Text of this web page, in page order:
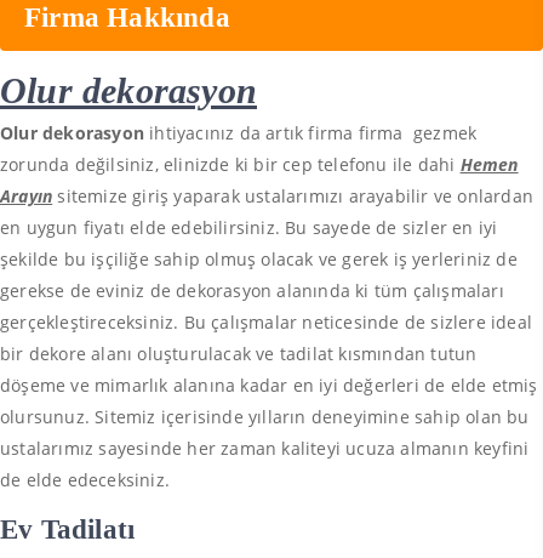
Firma Hakkında
Olur dekorasyon
Olur dekorasyon ihtiyacınız da artık firma firma gezmek
zorunda değilsiniz, elinizde ki bir cep telefonu ile dahi Hemen
Arayın sitemize giriş yaparak ustalarımızı arayabilir ve onlardan
en uygun fiyatı elde edebilirsiniz. Bu sayede de sizler en iyi
şekilde bu işçiliğe sahip olmuş olacak ve gerek iş yerleriniz de
gerekse de eviniz de dekorasyon alanında ki tüm çalışmaları
gerçekleştireceksiniz. Bu çalışmalar neticesinde de sizlere ideal
bir dekore alanı oluşturulacak ve tadilat kısmından tutun
döşeme ve mimarlık alanına kadar en iyi değerleri de elde etmiş
olursunuz. Sitemiz içerisinde yılların deneyimine sahip olan bu
ustalarımız sayesinde her zaman kaliteyi ucuza almanın keyfini
de elde edeceksiniz.
Ev Tadilatı